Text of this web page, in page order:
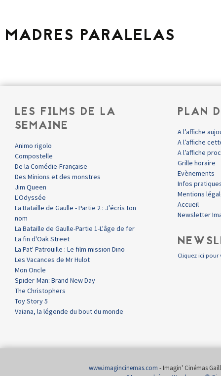
MADRES PARALELAS
LES FILMS DE LA
SEMAINE
Animo rigolo
Compostelle
De la Comédie-Française
Des Minions et des monstres
Jim Queen
L'Odyssée
La Bataille de Gaulle - Partie 2 : J'écris ton
nom
La Bataille de Gaulle-Partie 1-L'âge de fer
La fin d'Oak Street
La Pat' Patrouille : Le film mission Dino
Les Vacances de Mr Hulot
Mon Oncle
Spider-Man: Brand New Day
The Christophers
Toy Story 5
Vaiana, la légende du bout du monde
PLAN
A l’affiche
A l’affiche
A l’affiche
Grille horaire
Evènements
Infos
Mentions
Accueil
Newsletter
Cliquez ici pour
www.imagincinemas.com - Imagin' Cinémas